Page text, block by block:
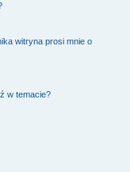
witryna prosi mnie o
w temacie?